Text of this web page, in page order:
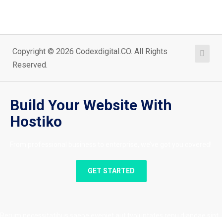
Copyright © 2026 Codexdigital.CO. All Rights
Reserved.
Build Your Website With
Hostiko
GET STARTED